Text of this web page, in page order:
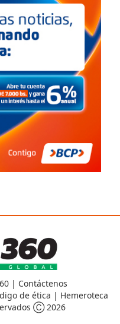
| Contáctenos
de ética | Hemeroteca
Ⓒ 2026